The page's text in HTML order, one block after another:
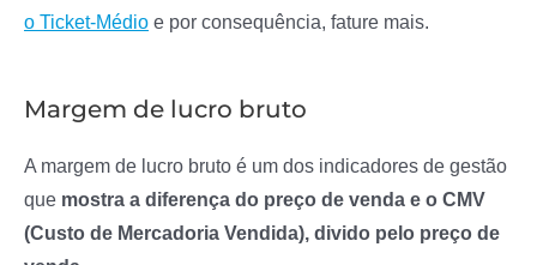
o Ticket-Médio e por consequência, fature mais.
Margem de lucro bruto
A margem de lucro bruto é um dos indicadores de gestão
que mostra a diferença do preço de venda e o CMV
(Custo de Mercadoria Vendida), divido pelo preço de